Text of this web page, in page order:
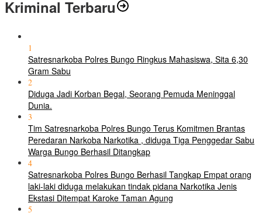
Kriminal Terbaru
1
Satresnarkoba Polres Bungo Ringkus Mahasiswa, Sita 6,30
Gram Sabu
2
Diduga Jadi Korban Begal, Seorang Pemuda Meninggal
Dunia.
3
Tim Satresnarkoba Polres Bungo Terus Komitmen Brantas
Peredaran Narkoba Narkotika , diduga Tiga Penggedar Sabu
Warga Bungo Berhasil Ditangkap
4
Satresnarkoba Polres Bungo Berhasil Tangkap Empat orang
laki-laki diduga melakukan tindak pidana Narkotika Jenis
Ekstasi Ditempat Karoke Taman Agung
5